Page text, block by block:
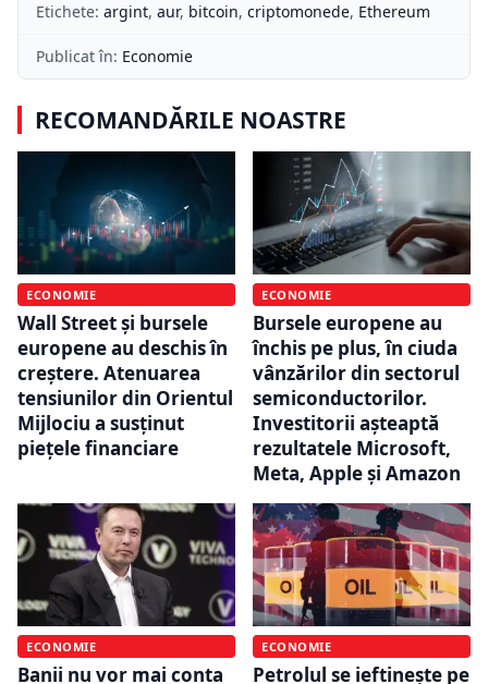
Etichete: argint, aur, bitcoin, criptomonede, Ethereum
Publicat în: Economie
RECOMANDĂRILE NOASTRE
ECONOMIE
Wall Street și bursele
europene au deschis în
creștere. Atenuarea
tensiunilor din Orientul
Mijlociu a susținut
piețele financiare
ECONOMIE
Bursele europene au
închis pe plus, în ciuda
vânzărilor din sectorul
semiconductorilor.
Investitorii așteaptă
rezultatele Microsoft,
Meta, Apple și Amazon
ECONOMIE
Banii nu vor mai conta
ECONOMIE
Petrolul se ieftinește pe